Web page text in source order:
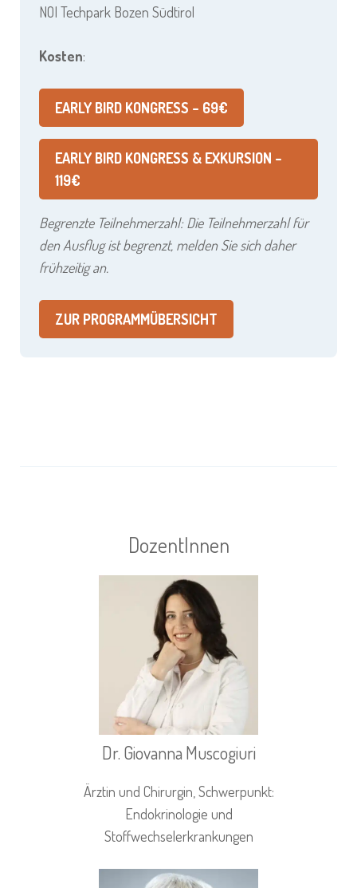
NOI Techpark Bozen Südtirol
Kosten:
EARLY BIRD KONGRESS – 69€
EARLY BIRD KONGRESS & EXKURSION –
119€
Begrenzte Teilnehmerzahl: Die Teilnehmerzahl für
den Ausflug ist begrenzt, melden Sie sich daher
frühzeitig an.
ZUR PROGRAMMÜBERSICHT
DozentInnen
Dr. Giovanna Muscogiuri
Ärztin und Chirurgin, Schwerpunkt:
Endokrinologie und
Stoffwechselerkrankungen